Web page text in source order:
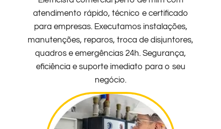
atendimento rápido, técnico e certificado
para empresas. Executamos instalações,
manutenções, reparos, troca de disjuntores,
quadros e emergências 24h. Segurança,
eficiência e suporte imediato para o seu
negócio.